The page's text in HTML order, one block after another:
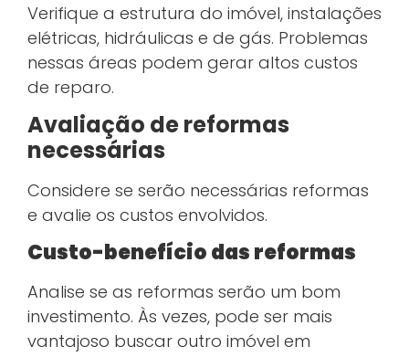
Verifique a estrutura do imóvel, instalações
elétricas, hidráulicas e de gás. Problemas
nessas áreas podem gerar altos custos
de reparo.
Avaliação de reformas
necessárias
Considere se serão necessárias reformas
e avalie os custos envolvidos.
Custo-benefício das reformas
Analise se as reformas serão um bom
investimento. Às vezes, pode ser mais
vantajoso buscar outro imóvel em